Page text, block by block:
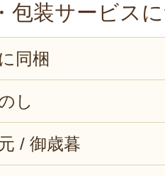
包装サービス
同梱
し
/ 御歳暮